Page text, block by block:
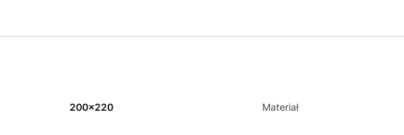
200x220 Materiał